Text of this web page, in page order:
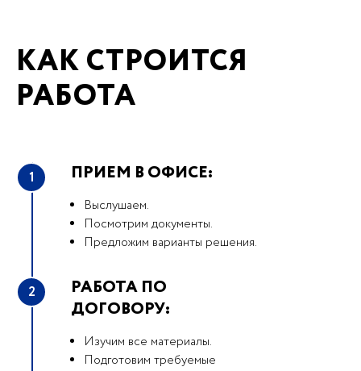
КАК СТРОИТСЯ
РАБОТА
1 ПРИЕМ В ОФИСЕ:
Выслушаем.
Посмотрим документы.
Предложим варианты решения.
2
РАБОТА ПО
ДОГОВОРУ:
Изучим все материалы.
Подготовим требуемые